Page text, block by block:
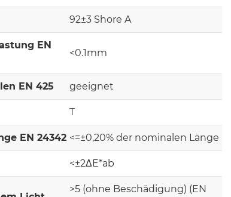
92±3 Shore A
EN
<0.1mm
EN 425 geeignet
T
EN 24342 <=±0,20% der nominalen Länge
<±2ΔE*ab
>5 (ohne Beschädigung) (EN